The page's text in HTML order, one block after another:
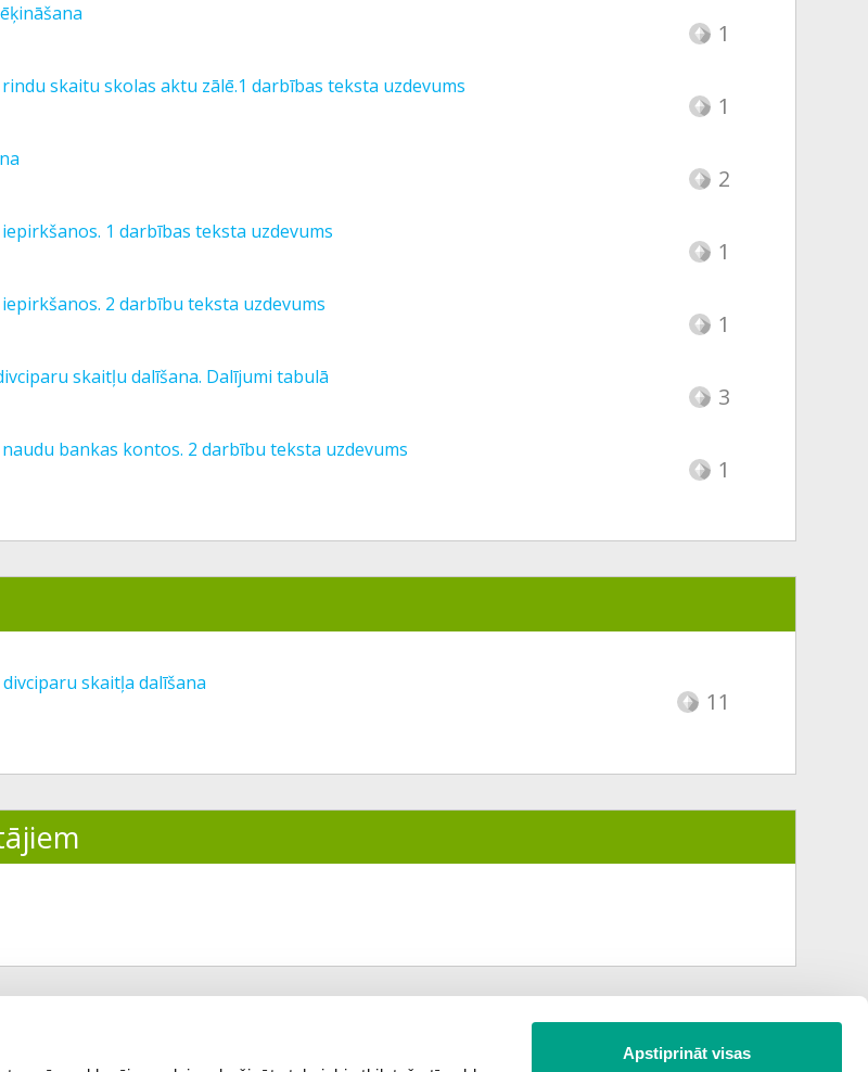
Apstiprināt visas
1
skaitu skolas aktu zālē.1 darbības teksta uzdevums
1
2
1 darbības teksta uzdevums
1
2 darbību teksta uzdevums
1
skaitļu dalīšana. Dalījumi tabulā
3
bankas kontos. 2 darbību teksta uzdevums
1
skaitļa dalīšana
11